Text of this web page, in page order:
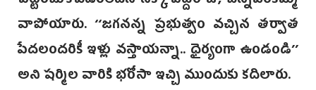
వాపోయారు. ‘‘జగనన్న ప్రభుత్వం వచ్చిన తర్వాత
పేదలందరికీ ఇళ్లు వస్తాయన్నా.. ధైర్యంగా ఉండండి’’
అని షర్మిల వారికి భరోసా ఇచ్చి ముందుకు కదిలారు.